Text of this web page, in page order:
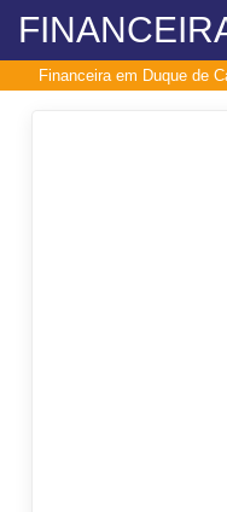
Financeira em Duque de